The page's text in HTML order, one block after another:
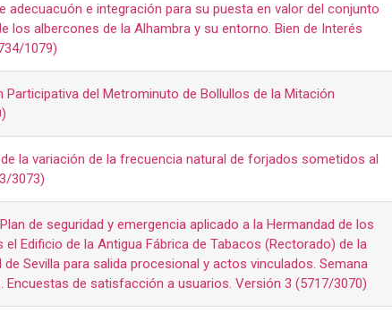
adecuacuón e integración para su puesta en valor del conjunto
los albercones de la Alhambra y su entorno. Bien de Interés
1079)
Participativa del Metrominuto de Bollullos de la Mitación
la variación de la frecuencia natural de forjados sometidos al
3073)
de seguridad y emergencia aplicado a la Hermandad de los
el Edificio de la Antigua Fábrica de Tabacos (Rectorado) de la
de Sevilla para salida procesional y actos vinculados. Semana
Encuestas de satisfacción a usuarios. Versión 3 (5717/3070)